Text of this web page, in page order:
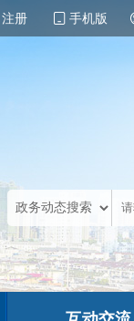
注册 手机版